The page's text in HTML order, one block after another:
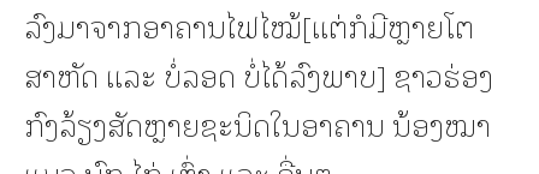
ລົງມາຈາກອາຄານໄຟໄໝ້[ແຕ່ກໍມີຫຼາຍໂຕ
ສາຫັດ ແລະ ບໍ່ລອດ ບໍ່ໄດ້ລົງພາບ] ຊາວຮ່ອງ
ກົງລ້ຽງສັດຫຼາຍຊະນິດໃນອາຄານ ນ້ອງໝາ